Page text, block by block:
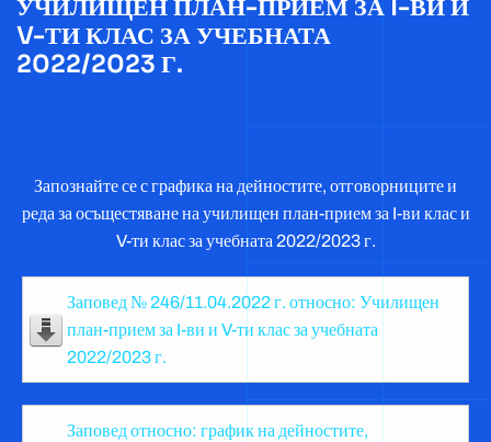
УЧИЛИЩЕН ПЛАН-ПРИЕМ ЗА I-ВИ И
V-ТИ КЛАС ЗА УЧЕБНАТА
2022/2023 Г.
Запознайте се с графика на дейностите, отговорниците и
реда за осъщестяване на училищен план-прием за I-ви клас и
V-ти клас за учебната 2022/2023 г.
Заповед № 246/11.04.2022 г. относно: Училищен
план-прием за I-ви и V-ти клас за учебната
2022/2023 г.
Заповед относно: график на дейностите,